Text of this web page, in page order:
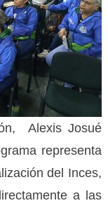
Alexis Josué
representa
del Inces,
a las